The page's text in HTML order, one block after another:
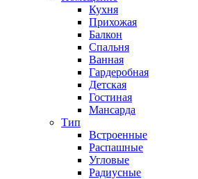
Кухня
Прихожая
Балкон
Спальня
Ванная
Гардеробная
Детская
Гостиная
Мансарда
Тип
Встроенные
Распашные
Угловые
Радиусные